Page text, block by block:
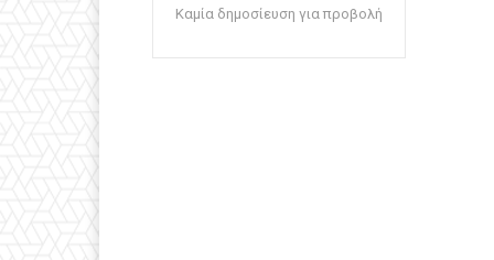
Καμία δημοσίευση για προβολή